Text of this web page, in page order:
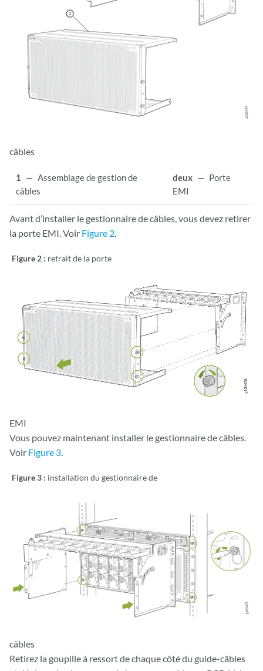
câbles
1 — Assemblage de gestion de
câbles
deux — Porte
EMI
Avant d’installer le gestionnaire de câbles, vous devez retirer
la porte EMI. Voir Figure 2.
Figure 2 : retrait de la porte
EMI
Vous pouvez maintenant installer le gestionnaire de câbles.
Voir Figure 3
Figure 3 : installation du gestionnaire de
câbles
Retirez la goupille à ressort de chaque côté du guide-câbles